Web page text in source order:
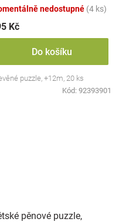
nedostupné (4 ks)
Kč
Do košíku
puzzle, +12m, 20 ks
Kód: 92393901
pěnové puzzle,